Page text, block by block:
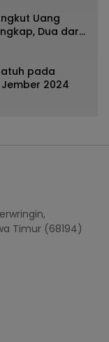
Uang
Dua dari
Oknum Polisi
pada
2024
Timur (68194)